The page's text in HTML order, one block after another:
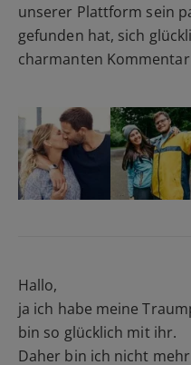
unserer Plattform sein
gefunden hat, sich
charmanten
Hallo,
ja ich habe meine
bin so glücklich mit ihr.
Daher bin ich nicht